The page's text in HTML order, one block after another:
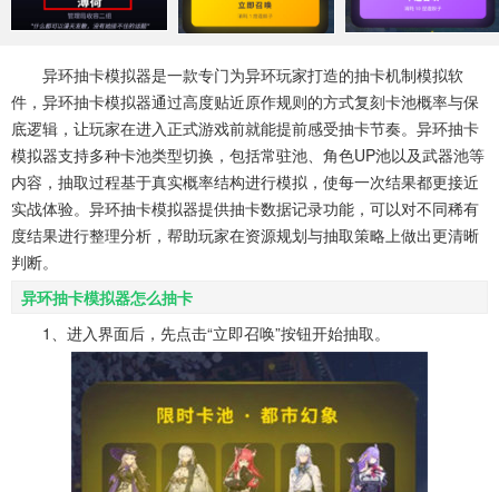
系统工具
健康医疗
ai工具
娱乐资讯
96款应用
异环抽卡模拟器是一款专门为异环玩家打造的抽卡机制模拟软
件，异环抽卡模拟器通过高度贴近原作规则的方式复刻卡池概率与保
底逻辑，让玩家在进入正式游戏前就能提前感受抽卡节奏。异环抽卡
模拟器支持多种卡池类型切换，包括常驻池、角色UP池以及武器池等
内容，抽取过程基于真实概率结构进行模拟，使每一次结果都更接近
实战体验。异环抽卡模拟器提供抽卡数据记录功能，可以对不同稀有
度结果进行整理分析，帮助玩家在资源规划与抽取策略上做出更清晰
判断。
异环抽卡模拟器怎么抽卡
1、进入界面后，先点击“立即召唤”按钮开始抽取。